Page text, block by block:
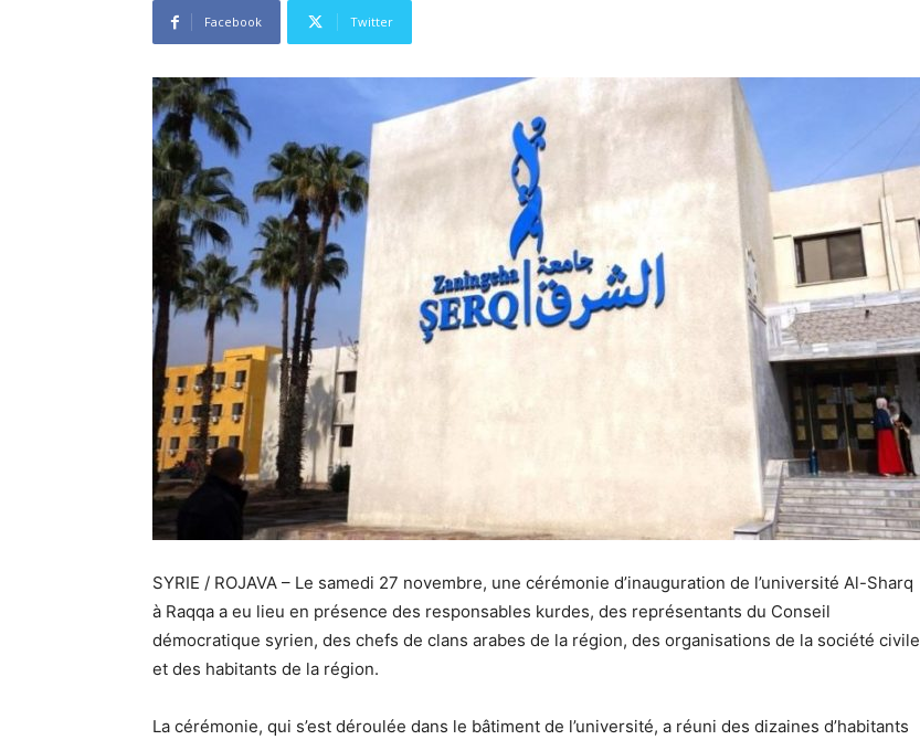
Facebook Twitter
SYRIE / ROJAVA – Le samedi 27 novembre, une cérémonie d’inauguration de l’université Al-Sharq
à Raqqa a eu lieu en présence des responsables kurdes, des représentants du Conseil
démocratique syrien, des chefs de clans arabes de la région, des organisations de la société civile
et des habitants de la région.
La cérémonie, qui s’est déroulée dans le bâtiment de l’université, a réuni des dizaines d’habitants